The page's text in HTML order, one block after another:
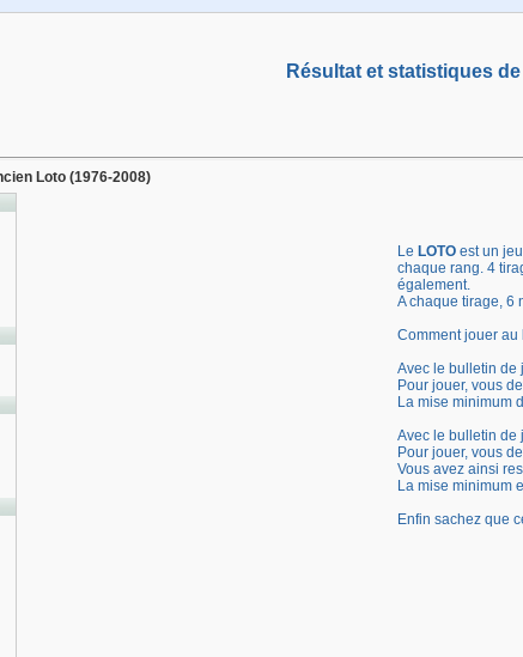
Résultat et statistiques
Loto (1976-2008)
Le LOTO est un
chaque rang. 4
également.
A chaque tirage, 6
Comment jouer au
Avec le bulletin de
Pour jouer, vous
La mise minimum
Avec le bulletin de
Pour jouer, vous
Vous avez ainsi
La mise minimum
Enfin sachez que